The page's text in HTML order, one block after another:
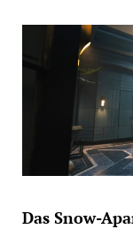
Das Snow-